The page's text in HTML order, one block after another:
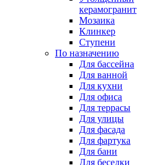
керамогранит
Мозаика
Клинкер
Ступени
По назначению
Для бассейна
Для ванной
Для кухни
Для офиса
Для террасы
Для улицы
Для фасада
Для фартука
Для бани
Для беседки